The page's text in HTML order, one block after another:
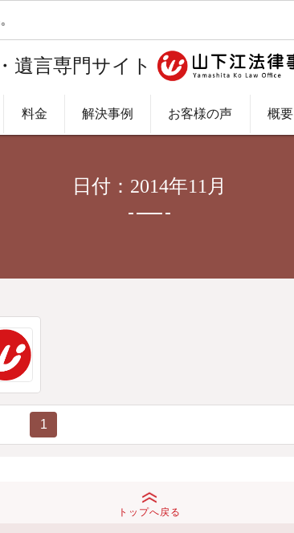
遺言専門サイト
料金 解決事例 お客様の声 概要
日付：2014年11月
1
トップへ戻る